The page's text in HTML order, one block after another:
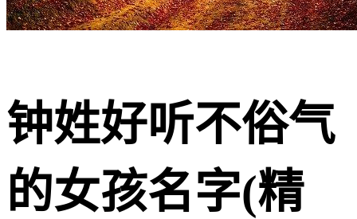
钟姓好听不俗气
的女孩名字(精